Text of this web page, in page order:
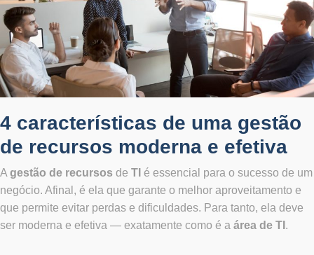
4 características de uma gestão
de recursos moderna e efetiva
A gestão de recursos de TI é essencial para o sucesso de um
negócio. Afinal, é ela que garante o melhor aproveitamento e
que permite evitar perdas e dificuldades. Para tanto, ela deve
ser moderna e efetiva — exatamente como é a área de TI .